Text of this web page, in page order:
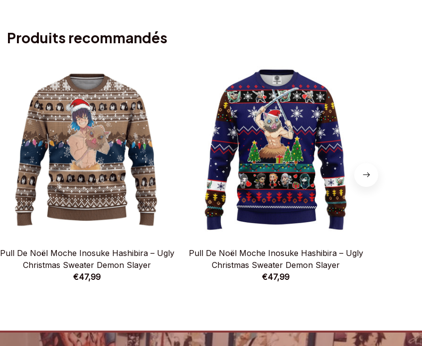
Produits recommandés
Pull De Noël Moche Inosuke Hashibira – Ugly
Christmas Sweater Demon Slayer
€47,99
Pull De Noël Moche Inosuke Hashibira – Ugly
Christmas Sweater Demon Slayer
€47,99